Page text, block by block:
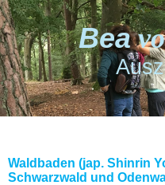
Bea
Waldbaden (jap. Shinrin
Schwarzwald und